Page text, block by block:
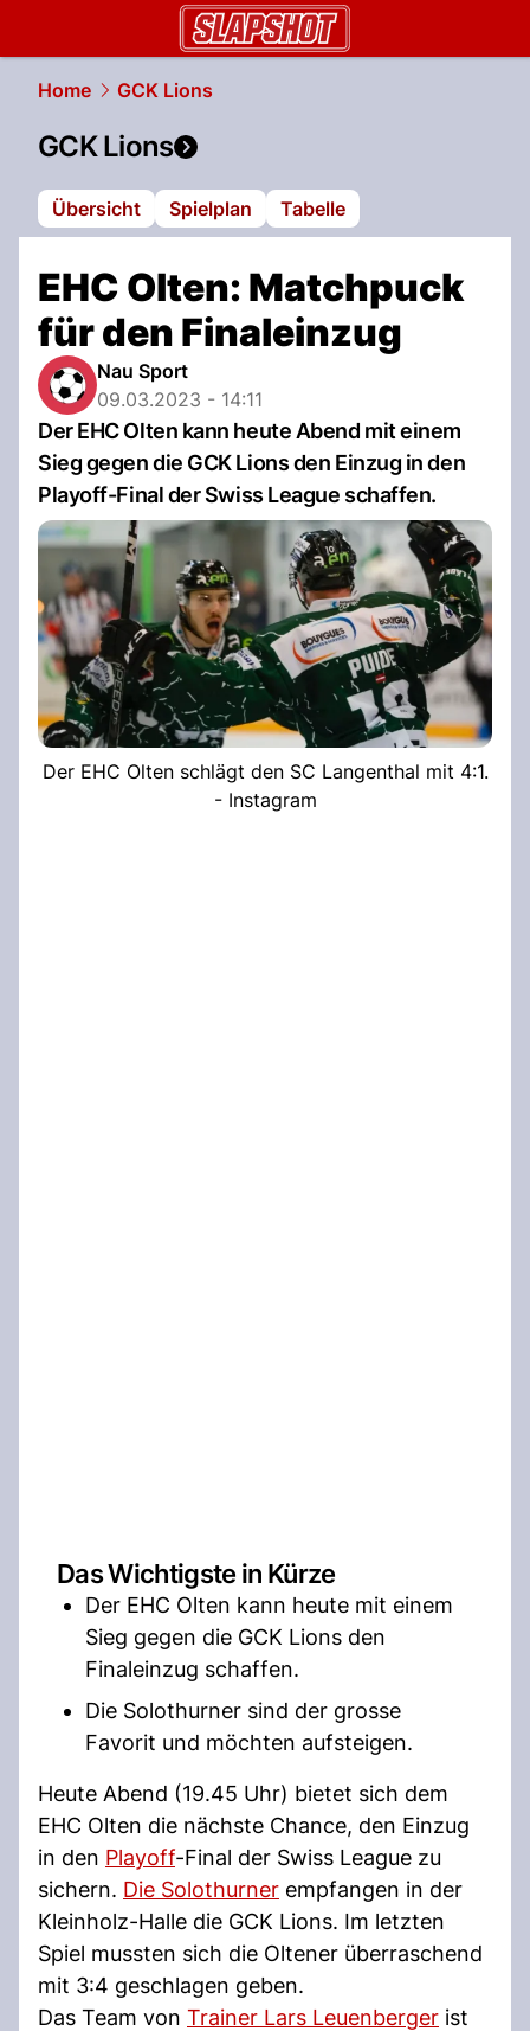
Home GCK Lions
GCK Lions
Übersicht Spielplan Tabelle
EHC Olten: Matchpuck
für den Finaleinzug
Nau Sport
09.03.2023 - 14:11
Der EHC Olten kann heute Abend mit einem
Sieg gegen die GCK Lions den Einzug in den
Playoff-Final der Swiss League schaffen.
Der EHC Olten schlägt den SC Langenthal mit 4:1.
- Instagram
Das Wichtigste in Kürze
Der EHC Olten kann heute mit einem
Sieg gegen die GCK Lions den
Finaleinzug schaffen.
Die Solothurner sind der grosse
Favorit und möchten aufsteigen.
Heute Abend (19.45 Uhr) bietet sich dem
EHC Olten die nächste Chance, den Einzug
in den Playoff-Final der Swiss League zu
sichern. Die Solothurner empfangen in der
Kleinholz-Halle die GCK Lions. Im letzten
Spiel mussten sich die Oltener überraschend
mit 3:4 geschlagen geben.
Das Team von Trainer Lars Leuenberger ist